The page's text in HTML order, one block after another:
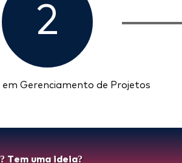
2
Gerenciamento de Projetos
Tem uma ideia?